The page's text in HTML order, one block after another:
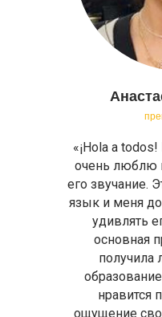
«¡Hola a
очень люблю
его звучание.
язык и меня до
удивлять
основная
получила
нравится
ощущение